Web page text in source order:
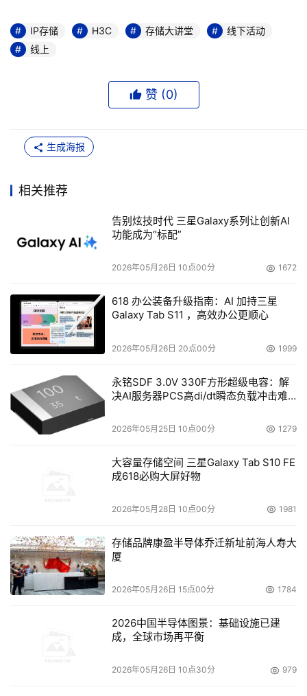
上传一课，为学员提供学习平台和充足的互动时间。而且，
H3C在存储专业网站开设H3C专区，提供在线注册和学习
的线下活动，其中包括在全国各大高校举办"跟H3C学存储
知识竞赛"，以及通过"存储俱乐部"定期举办有奖知识竞赛等
有深刻理解和积累，并迅速成为中国IP存储市场的领头羊，
术与产品的研究、开发、生产、销售及服务，拥有全球化的
技术和人才、经验和质量管理研发平台。而且，在IP存储领
域，H3C获得的专利技术也位居业界前列。此次特别推出存
为用户创造出更大的价值，全力推动中国IP存储应用再上新
台阶，并向着更加理性和成熟的方向发展。
IP存储 H3C 存储大讲堂
线下活动
线上
赞 (0)
生成海报
相关推荐
告别炫技时代 三星Galaxy系列让创新AI
功能成为“标配”
2026年05月26日 10点00分 1672
618 办公装备升级指南：AI 加持三星
Galaxy Tab S11 ，高效办公更顺心
2026年05月26日 20点00分 1999
永铭SDF 3.0V 330F方形超级电容：解
决AI服务器PCS高di/dt瞬态负载冲击难
2026年05月25日 10点00分 1279
大容量存储空间 三星Galaxy Tab S10 FE
成618必购大屏好物
2026年05月28日 10点00分 1981
存储品牌康盈半导体乔迁新址前海人寿大
厦
2026年05月26日 15点00分 1784
2026中国半导体图景：基础设施已建
成，全球市场再平衡
2026年05月26日 10点30分 979